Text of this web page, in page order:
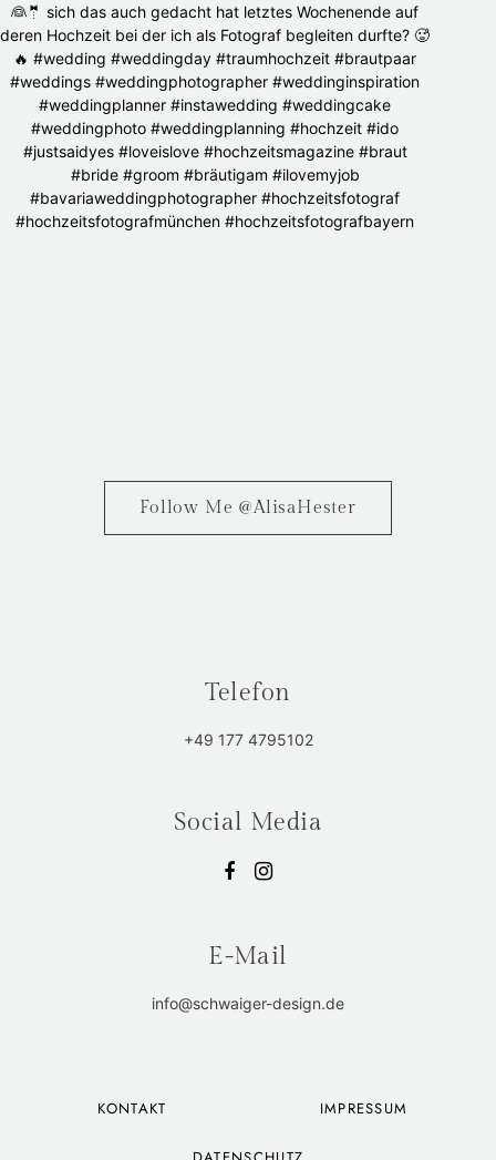
Follow Me @AlisaHester
Telefon
+49 177 4795102
Social Media
E-Mail
info@schwaiger-design.de
KONTAKT IMPRESSUM